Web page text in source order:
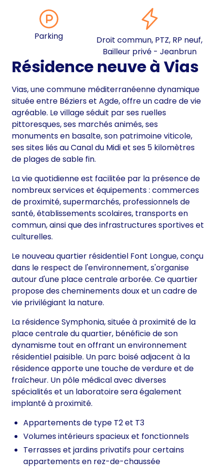
Parking
Droit commun, PTZ, RP neuf,
Bailleur privé - Jeanbrun
Résidence neuve à Vias
Vias, une commune méditerranéenne dynamique
située entre Béziers et Agde, offre un cadre de vie
agréable. Le village séduit par ses ruelles
pittoresques, ses marchés animés, ses
monuments en basalte, son patrimoine viticole,
ses sites liés au Canal du Midi et ses 5 kilomètres
de plages de sable fin.
La vie quotidienne est facilitée par la présence de
nombreux services et équipements : commerces
de proximité, supermarchés, professionnels de
santé, établissements scolaires, transports en
commun, ainsi que des infrastructures sportives et
culturelles.
Le nouveau quartier résidentiel Font Longue, conçu
dans le respect de l'environnement, s'organise
autour d'une place centrale arborée. Ce quartier
propose des cheminements doux et un cadre de
vie privilégiant la nature.
La résidence Symphonia, située à proximité de la
place centrale du quartier, bénéficie de son
dynamisme tout en offrant un environnement
résidentiel paisible. Un parc boisé adjacent à la
résidence apporte une touche de verdure et de
fraîcheur. Un pôle médical avec diverses
spécialités et un laboratoire sera également
implanté à proximité.
Appartements de type T2 et T3
Volumes intérieurs spacieux et fonctionnels
Terrasses et jardins privatifs pour certains
appartements en rez-de-chaussée